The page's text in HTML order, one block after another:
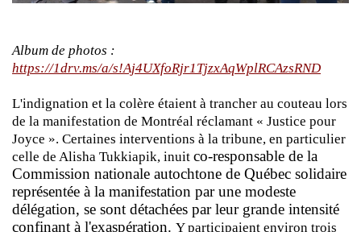
Album de photos :
https://1drv.ms/a/s!Aj4UXfoRjr1TjzxAqWplRCAzsRND
L'indignation et la colère étaient à trancher au couteau lors
de la manifestation de Montréal réclamant « Justice pour
Joyce ». Certaines interventions à la tribune, en particulier
celle de Alisha Tukkiapik, inuit co-responsable de la
Commission nationale autochtone de Québec solidaire
représentée à la manifestation par une modeste
délégation, se sont détachées par leur grande intensité
confinant à l'exaspération. Y participaient environ trois